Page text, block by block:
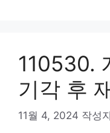
110530.
기각 후
11월 4, 2024 작성